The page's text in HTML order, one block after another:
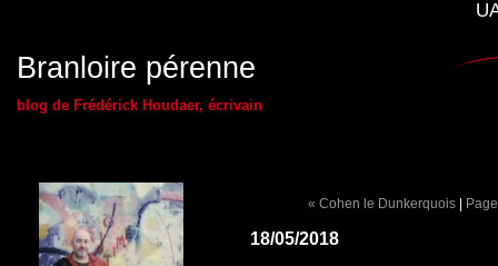
Branloire pérenne
blog de Frédérick Houdaer, écrivain
« Cohen le Dunkerquois |
18/05/2018